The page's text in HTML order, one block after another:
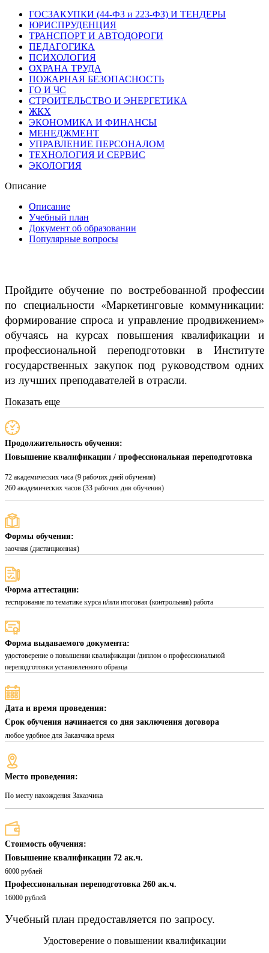
ГОСЗАКУПКИ (44-ФЗ и 223-ФЗ) И ТЕНДЕРЫ
ЮРИСПРУДЕНЦИЯ
ТРАНСПОРТ И АВТОДОРОГИ
ПЕДАГОГИКА
ПСИХОЛОГИЯ
ОХРАНА ТРУДА
ПОЖАРНАЯ БЕЗОПАСНОСТЬ
ГО И ЧС
СТРОИТЕЛЬСТВО И ЭНЕРГЕТИКА
ЖКХ
ЭКОНОМИКА И ФИНАНСЫ
МЕНЕДЖМЕНТ
УПРАВЛЕНИЕ ПЕРСОНАЛОМ
ТЕХНОЛОГИЯ И СЕРВИС
ЭКОЛОГИЯ
Описание
Описание
Учебный план
Документ об образовании
Популярные вопросы
Пройдите обучение по востребованной профессии
по специальности «Маркетинговые коммуникации:
формирование спроса и управление продвижением»
обучаясь на курсах повышения квалификации и
профессиональной переподготовки в Институте
государственных закупок под руководством одних
из лучших преподавателей в отрасли.
Показать еще
Продолжительность обучения:
Повышение квалификации / профессиональная переподготовка
72 академических часа (9 рабочих дней обучения)
260 академических часов (33 рабочих дня обучения)
Формы обучения:
заочная (дистанционная)
Форма аттестации:
тестирование по тематике курса и/или итоговая (контрольная) работа
Форма выдаваемого документа:
удостоверение о повышении квалификации /диплом о профессиональной
переподготовки установленного образца
Дата и время проведения:
Срок обучения начинается со дня заключения договора
любое удобное для Заказчика время
Место проведения:
По месту нахождения Заказчика
Стоимость обучения:
Повышение квалификации 72 ак.ч.
6000 рублей
Профессиональная переподготовка 260 ак.ч.
16000 рублей
Учебный план предоставляется по запросу.
Удостоверение о повышении квалификации